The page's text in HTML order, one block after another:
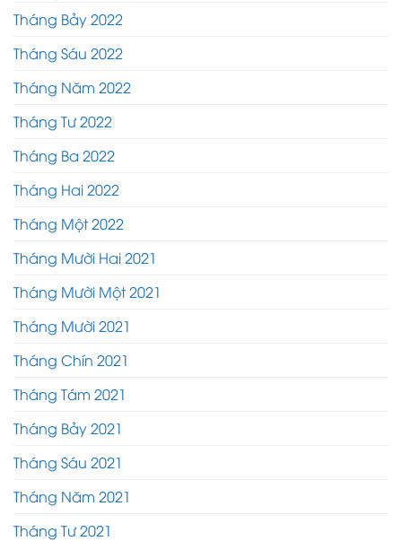
Tháng Bảy 2022
Tháng Sáu 2022
Tháng Năm 2022
Tháng Tư 2022
Tháng Ba 2022
Tháng Hai 2022
Tháng Một 2022
Tháng Mười Hai 2021
Tháng Mười Một 2021
Tháng Mười 2021
Tháng Chín 2021
Tháng Tám 2021
Tháng Bảy 2021
Tháng Sáu 2021
Tháng Năm 2021
Tháng Tư 2021